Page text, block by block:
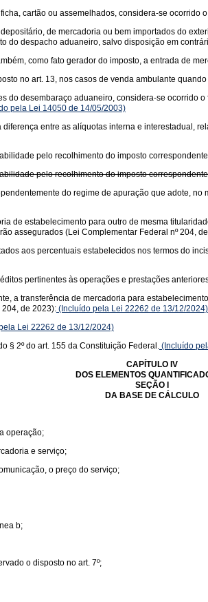
cartão ou assemelhados, considera-se
de mercadoria ou bem importados do
do despacho aduaneiro, salvo disposição em
como fato gerador do imposto, a entrada de
no art. 13, nos casos de venda ambulante
do desembaraço aduaneiro, considera-se
pela Lei 14050 de 14/05/2003)
entre as alíquotas interna e interestadual,
pelo recolhimento do imposto
pelo recolhimento do imposto
do regime de apuração que adote,
de estabelecimento para outro de mesma
assegurados (Lei Complementar Federal nº 204,
aos percentuais estabelecidos nos termos do
pertinentes às operações e prestações
a transferência de mercadoria para
de 2023): (Incluído pela Lei 22262 de 13/12/2024)
Lei 22262 de 13/12/2024)
§ 2º do art. 155 da Constituição Federal. (Incluído
CAPÍTULO IV
DOS ELEMENTOS
SEÇÃO I
DA BASE DE CÁLCULO
operação;
e serviço;
o preço do serviço;
b;
o disposto no art. 7º;